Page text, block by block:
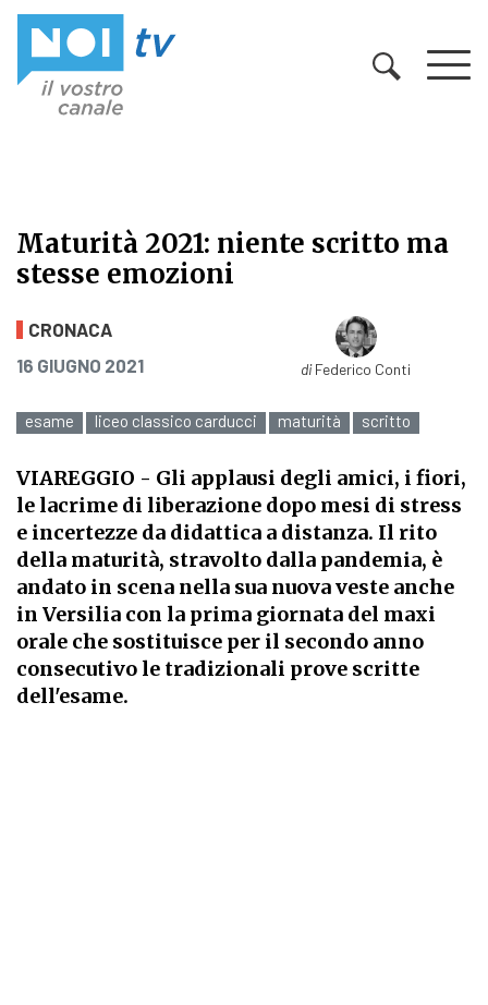
Maturità 2021: niente scritto ma
stesse emozioni
Maturità 2021: niente scritto ma
CRONACA
PUBBLICATO IL
16 GIUGNO 2021 diFederico Conti
esame liceo classico carducci maturità scritto
VIAREGGIO - Gli applausi degli amici, i fiori,
le lacrime di liberazione dopo mesi di stress
e incertezze da didattica a distanza. Il rito
della maturità, stravolto dalla pandemia, è
andato in scena nella sua nuova veste anche
in Versilia con la prima giornata del maxi
orale che sostituisce per il secondo anno
consecutivo le tradizionali prove scritte
dell'esame.